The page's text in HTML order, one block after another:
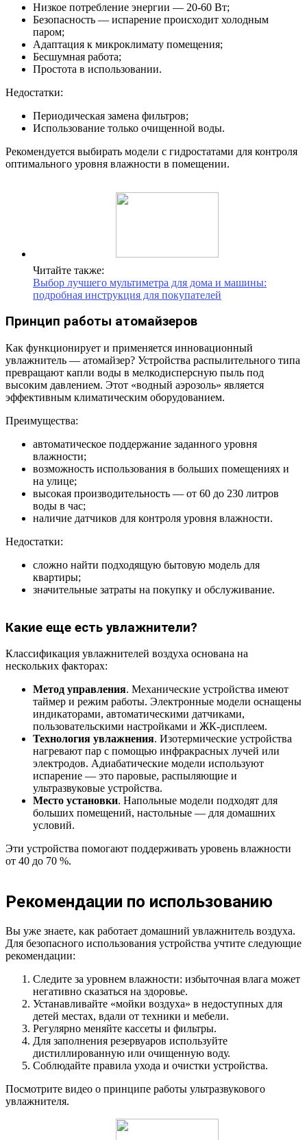
Низкое потребление энергии — 20-60 Вт;
Безопасность — испарение происходит холодным
паром;
Адаптация к микроклимату помещения;
Бесшумная работа;
Простота в использовании.
Недостатки:
Периодическая замена фильтров;
Использование только очищенной воды.
Рекомендуется выбирать модели с гидростатами для контроля
оптимального уровня влажности в помещении.
Читайте также:
Выбор лучшего мультиметра для дома и машины:
подробная инструкция для покупателей
Принцип работы атомайзеров
Как функционирует и применяется инновационный
увлажнитель — атомайзер? Устройства распылительного типа
превращают капли воды в мелкодисперсную пыль под
высоким давлением. Этот «водный аэрозоль» является
эффективным климатическим оборудованием.
Преимущества:
автоматическое поддержание заданного уровня
влажности;
возможность использования в больших помещениях и
на улице;
высокая производительность — от 60 до 230 литров
воды в час;
наличие датчиков для контроля уровня влажности.
Недостатки:
сложно найти подходящую бытовую модель для
квартиры;
значительные затраты на покупку и обслуживание.
Какие еще есть увлажнители?
Классификация увлажнителей воздуха основана на
нескольких факторах:
Метод управления. Механические устройства имеют
таймер и режим работы. Электронные модели оснащены
индикаторами, автоматическими датчиками,
пользовательскими настройками и ЖК-дисплеем.
Технология увлажнения. Изотермические устройства
нагревают пар с помощью инфракрасных лучей или
электродов. Адиабатические модели используют
испарение — это паровые, распыляющие и
ультразвуковые устройства.
Место установки. Напольные модели подходят для
больших помещений, настольные — для домашних
условий.
Эти устройства помогают поддерживать уровень влажности
от 40 до 70 %.
Рекомендации по использованию
Вы уже знаете, как работает домашний увлажнитель воздуха.
Для безопасного использования устройства учтите следующие
рекомендации:
Следите за уровнем влажности: избыточная влага может
негативно сказаться на здоровье.
Устанавливайте «мойки воздуха» в недоступных для
детей местах, вдали от техники и мебели.
Регулярно меняйте кассеты и фильтры.
Для заполнения резервуаров используйте
дистиллированную или очищенную воду.
Соблюдайте правила ухода и очистки устройства.
Посмотрите видео о принципе работы ультразвукового
увлажнителя.